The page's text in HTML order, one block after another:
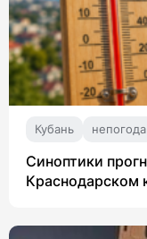
Кубань непогода
Синоптики
Краснодарском